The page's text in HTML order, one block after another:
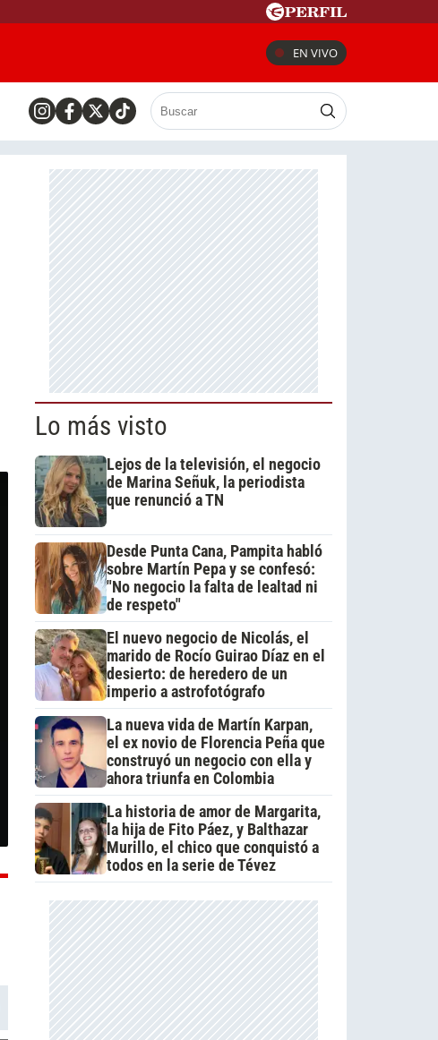
EN VIVO
Lo más visto
Lejos de la televisión, el negocio
de Marina Señuk, la periodista
que renunció a TN
Desde Punta Cana, Pampita habló
sobre Martín Pepa y se confesó:
"No negocio la falta de lealtad ni
de respeto"
El nuevo negocio de Nicolás, el
marido de Rocío Guirao Díaz en el
desierto: de heredero de un
imperio a astrofotógrafo
La nueva vida de Martín Karpan,
el ex novio de Florencia Peña que
construyó un negocio con ella y
ahora triunfa en Colombia
La historia de amor de Margarita,
la hija de Fito Páez, y Balthazar
Murillo, el chico que conquistó a
todos en la serie de Tévez